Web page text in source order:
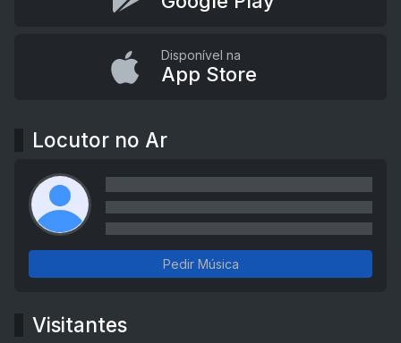
Disponível na
App Store
Locutor no Ar
Pedir Música
Visitantes